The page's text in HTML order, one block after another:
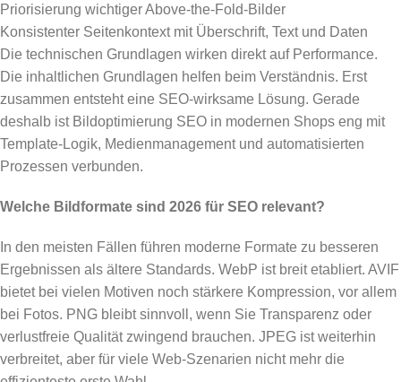
Priorisierung wichtiger Above-the-Fold-Bilder
Konsistenter Seitenkontext mit Überschrift, Text und Daten
Die technischen Grundlagen wirken direkt auf Performance.
Die inhaltlichen Grundlagen helfen beim Verständnis. Erst
zusammen entsteht eine SEO-wirksame Lösung. Gerade
deshalb ist Bildoptimierung SEO in modernen Shops eng mit
Template-Logik, Medienmanagement und automatisierten
Prozessen verbunden.
Welche Bildformate sind 2026 für SEO relevant?
In den meisten Fällen führen moderne Formate zu besseren
Ergebnissen als ältere Standards. WebP ist breit etabliert. AVIF
bietet bei vielen Motiven noch stärkere Kompression, vor allem
bei Fotos. PNG bleibt sinnvoll, wenn Sie Transparenz oder
verlustfreie Qualität zwingend brauchen. JPEG ist weiterhin
verbreitet, aber für viele Web-Szenarien nicht mehr die